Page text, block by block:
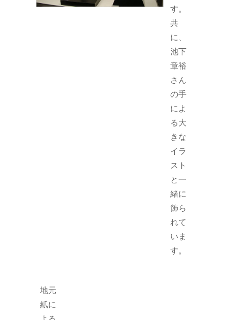
す。
共
に、
池下
章裕
さん
の手
によ
る大
きな
イラ
スト
と一
緒に
飾ら
れて
いま
す。
地元
紙に